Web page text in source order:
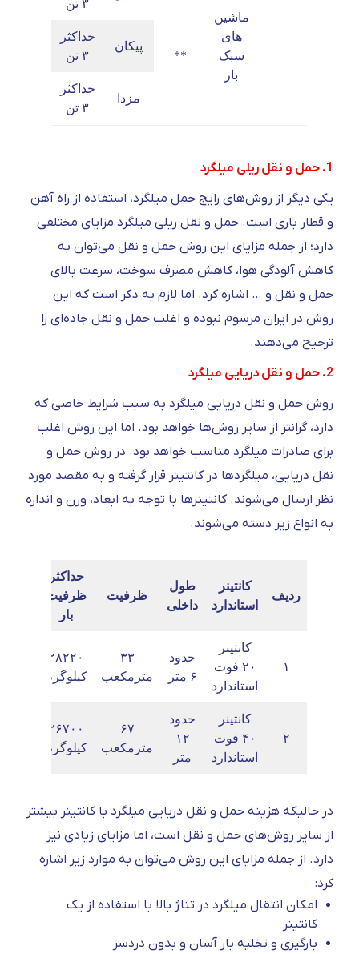
ماشین
های
سبک
بار
**
۳ تن
پیکان
حداکثر
۳ تن
مزدا
حداکثر
۳ تن
1. حمل و نقل ریلی میلگرد
یکی دیگر از روش‌های رایج حمل میلگرد، استفاده از راه آهن
و قطار باری است. حمل و نقل ریلی میلگرد مزایای مختلفی
دارد؛ از جمله مزایای این روش حمل و نقل می‌توان به
کاهش آلودگی هوا، کاهش مصرف سوخت، سرعت بالای
حمل و نقل و … اشاره کرد. اما لازم به ذکر است که این
روش در ایران مرسوم نبوده و اغلب حمل و نقل جاده‌ای را
ترجیح می‌دهند.
2. حمل و نقل دریایی میلگرد
روش حمل و نقل دریایی میلگرد به سبب شرایط خاصی که
دارد، گرانتر از سایر روش‌ها خواهد بود. اما این روش اغلب
برای صادرات میلگرد مناسب خواهد بود. در روش حمل و
نقل دریایی، میلگرد‌ها در کانتینر قرار گرفته و به مقصد مورد
نظر ارسال می‌شوند. کانتینر‌ها با توجه به ابعاد، وزن و اندازه
به انواع زیر دسته می‌شوند.
ردیف
کانتینر
استاندارد
طول
داخلی
ظرفیت
حداکثر
ظرفیت
بار
۱
کانتینر
۲۰ فوت
استاندارد
حدود
۶ متر
۳۳
مترمکعب
۲۸۲۲۰
کیلوگرم
۲
کانتینر
۴۰ فوت
استاندارد
حدود
۱۲
متر
۶۷
مترمکعب
۲۶۷۰۰
کیلوگرم
در حالیکه هزینه حمل و نقل دریایی میلگرد با کانتینر بیشتر
از سایر روش‌های حمل و نقل است، اما مزایای زیادی نیز
دارد. از جمله مزایای این روش می‌توان به موارد زیر اشاره
کرد:
امکان انتقال میلگرد در تناژ بالا با استفاده از یک
کانتینر
بارگیری و تخلیه بار آسان و بدون دردسر